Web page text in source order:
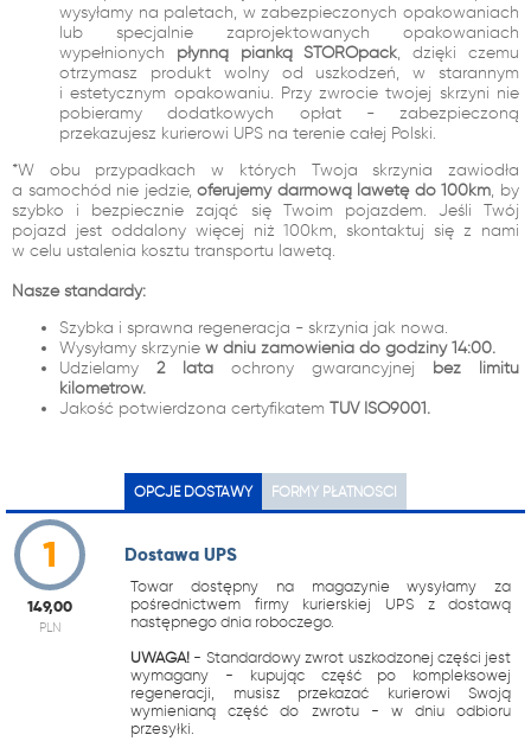
wysyłamy na paletach, w zabezpieczonych opakowaniach
lub specjalnie zaprojektowanych opakowaniach
wypełnionych płynną pianką STOROpack, dzięki czemu
otrzymasz produkt wolny od uszkodzeń, w starannym
i estetycznym opakowaniu. Przy zwrocie twojej skrzyni nie
pobieramy dodatkowych opłat - zabezpieczoną
przekazujesz kurierowi UPS na terenie całej Polski.
*W obu przypadkach w których Twoja skrzynia zawiodła
a samochód nie jedzie,oferujemy darmową lawetę do 100km, by
szybko i bezpiecznie zająć się Twoim pojazdem. Jeśli Twój
pojazd jest oddalony więcej niż 100km, skontaktuj się z nami
w celu ustalenia kosztu transportu lawetą.
Nasze standardy:
Szybka i sprawna regeneracja - skrzynia jak nowa.
Wysyłamy skrzynie w dniu zamówienia do godziny 14:00.
Udzielamy 2 lata ochrony gwarancyjnej bez limitu
kilometrów.
Jakość potwierdzona certyfikatem TUV ISO9001.
OPCJE DOSTAWY FORMY PŁATNOŚCI
1
149,00
PLN
Dostawa UPS
Towar dostępny na magazynie wysyłamy za
pośrednictwem firmy kurierskiej UPS z dostawą
następnego dnia roboczego.
UWAGA! - Standardowy zwrot uszkodzonej części jest
wymagany - kupując część po kompleksowej
regeneracji, musisz przekazać kurierowi Swoją
wymienianą część do zwrotu - w dniu odbioru
przesyłki.